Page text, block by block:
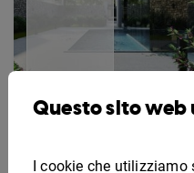
Questo sito
I cookie che